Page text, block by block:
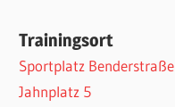
Trainingsort
Sportplatz Benderstraße
Jahnplatz 5